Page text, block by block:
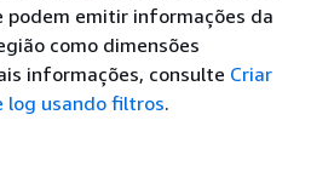
podem emitir informações da
como dimensões
informações, consulte Criar
log usando filtros.